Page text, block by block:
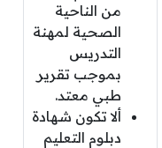
من الناحية
الصحية لمهنة
التدريس
بموجب تقرير
طبي معتد.
ألا تكون شهادة
دبلوم التعليم